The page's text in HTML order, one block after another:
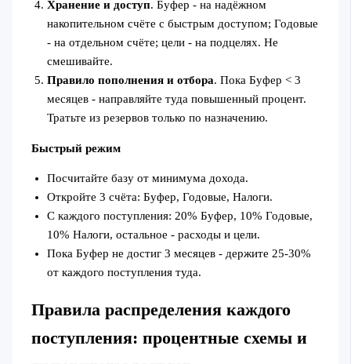
Хранение и доступ. Буфер - на надёжном
накопительном счёте с быстрым доступом; Годовые
- на отдельном счёте; цели - на подцелях. Не
смешивайте.
Правило пополнения и отбора. Пока Буфер < 3
месяцев - направляйте туда повышенный процент.
Тратьте из резервов только по назначению.
Быстрый режим
Посчитайте базу от минимума дохода.
Откройте 3 счёта: Буфер, Годовые, Налоги.
С каждого поступления: 20% Буфер, 10% Годовые,
10% Налоги, остальное - расходы и цели.
Пока Буфер не достиг 3 месяцев - держите 25-30%
от каждого поступления туда.
Правила распределения каждого
поступления: процентные схемы и